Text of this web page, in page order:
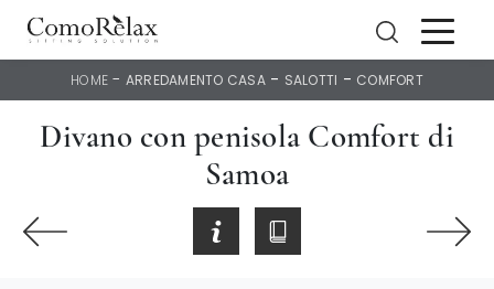
HOME - ARREDAMENTO CASA- SALOTTI - COMFORT
Divano con penisola Comfort di
Samoa